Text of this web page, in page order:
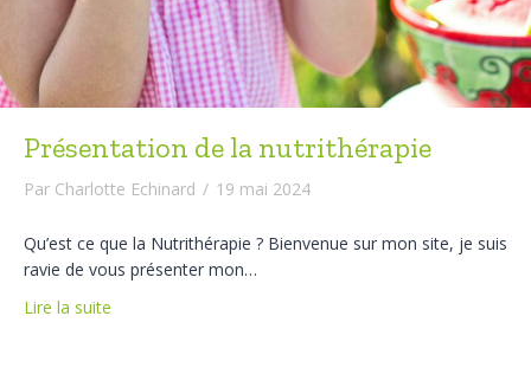
Présentation de la nutrithérapie
Par Charlotte Echinard / 19 mai 2024
Qu’est ce que la Nutrithérapie ? Bienvenue sur mon site, je suis
ravie de vous présenter mon…
Lire la suite